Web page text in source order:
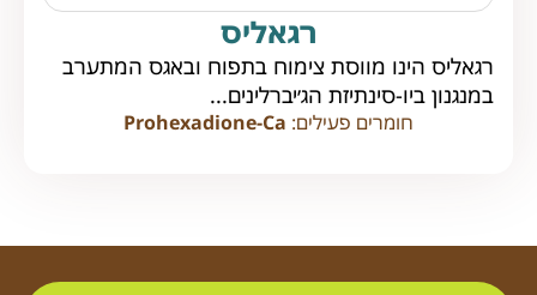
רגאליס
רגאליס הינו מווסת צימוח בתפוח ובאגס המתערב
במנגנון ביו-סינתיזת הג׳יברלינים...
חומרים פעילים: Prohexadione-Ca